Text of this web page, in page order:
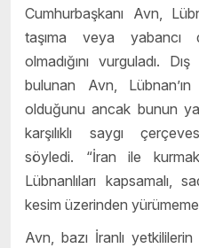
Cumhurbaşkanı Avn,
taşıma veya yabancı
olmadığını vurguladı.
bulunan Avn,
olduğunu ancak bunun
karşılıklı saygı
söyledi. “İran ile
Lübnanlıları kapsamalı,
kesim üzerinden
Avn, bazı İranlı